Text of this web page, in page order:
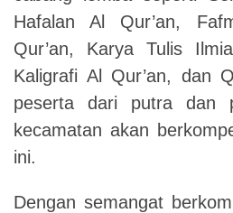
Hafalan Al Qur’an,
Qur’an, Karya Tulis
Kaligrafi Al Qur’an, dan
peserta dari putra dan
kecamatan akan
ini.
Dengan semangat